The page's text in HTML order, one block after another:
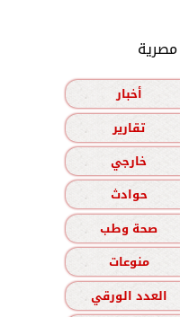
أخبار
تقارير
خارجي
حوادث
صحة وطب
منوعات
العدد الورقي